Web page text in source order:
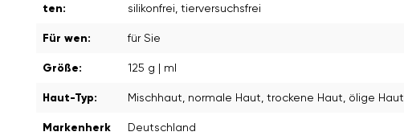
ten:
silikonfrei , tierversuchsfrei
Für wen: für Sie
Größe: 125 g | ml
Haut-Typ: Mischhaut , normale Haut , trockene Haut , ölige Haut
Markenherk
Deutschland